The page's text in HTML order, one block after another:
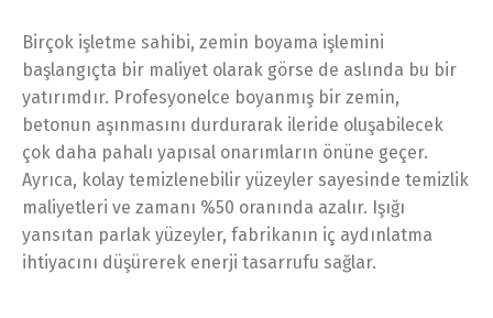
Birçok işletme sahibi, zemin boyama işlemini
başlangıçta bir maliyet olarak görse de aslında bu bir
yatırımdır. Profesyonelce boyanmış bir zemin,
betonun aşınmasını durdurarak ileride oluşabilecek
çok daha pahalı yapısal onarımların önüne geçer.
Ayrıca, kolay temizlenebilir yüzeyler sayesinde temizlik
maliyetleri ve zamanı %50 oranında azalır. Işığı
yansıtan parlak yüzeyler, fabrikanın iç aydınlatma
ihtiyacını düşürerek enerji tasarrufu sağlar.